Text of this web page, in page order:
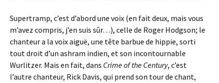
Supertramp, c’est d’abord une voix (en fait deux, mais vous
m’avez compris, j’en suis sûr…), celle de Roger Hodgson; le
chanteur a la voix aiguë, une tête barbue de hippie, sorti
tout droit d’un ashram indien, et son incontournable
Wurlitzer. Mais en fait, dans Crime of the Century, c’est
l’autre chanteur, Rick Davis, qui prend son tour de chant,